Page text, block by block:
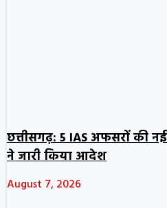
छत्तीसगढ़: 5 IAS अफसरों की
ने जारी किया आदेश
August 7, 2026